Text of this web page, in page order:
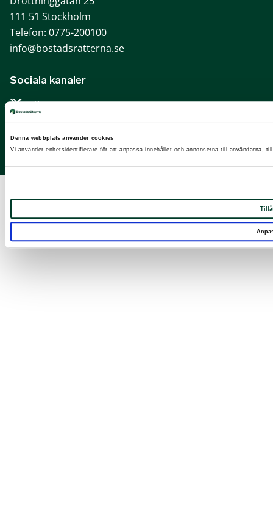
Denna webbplats använder cookies
Vi använder enhetsidentifierare för att anpassa innehållet och annonserna till användarna,
111 51 Stockholm
Telefon: 0775-200100
info@bostadsratterna.se
Sociala kanaler
X
Facebook
LinkedIn
Instagram